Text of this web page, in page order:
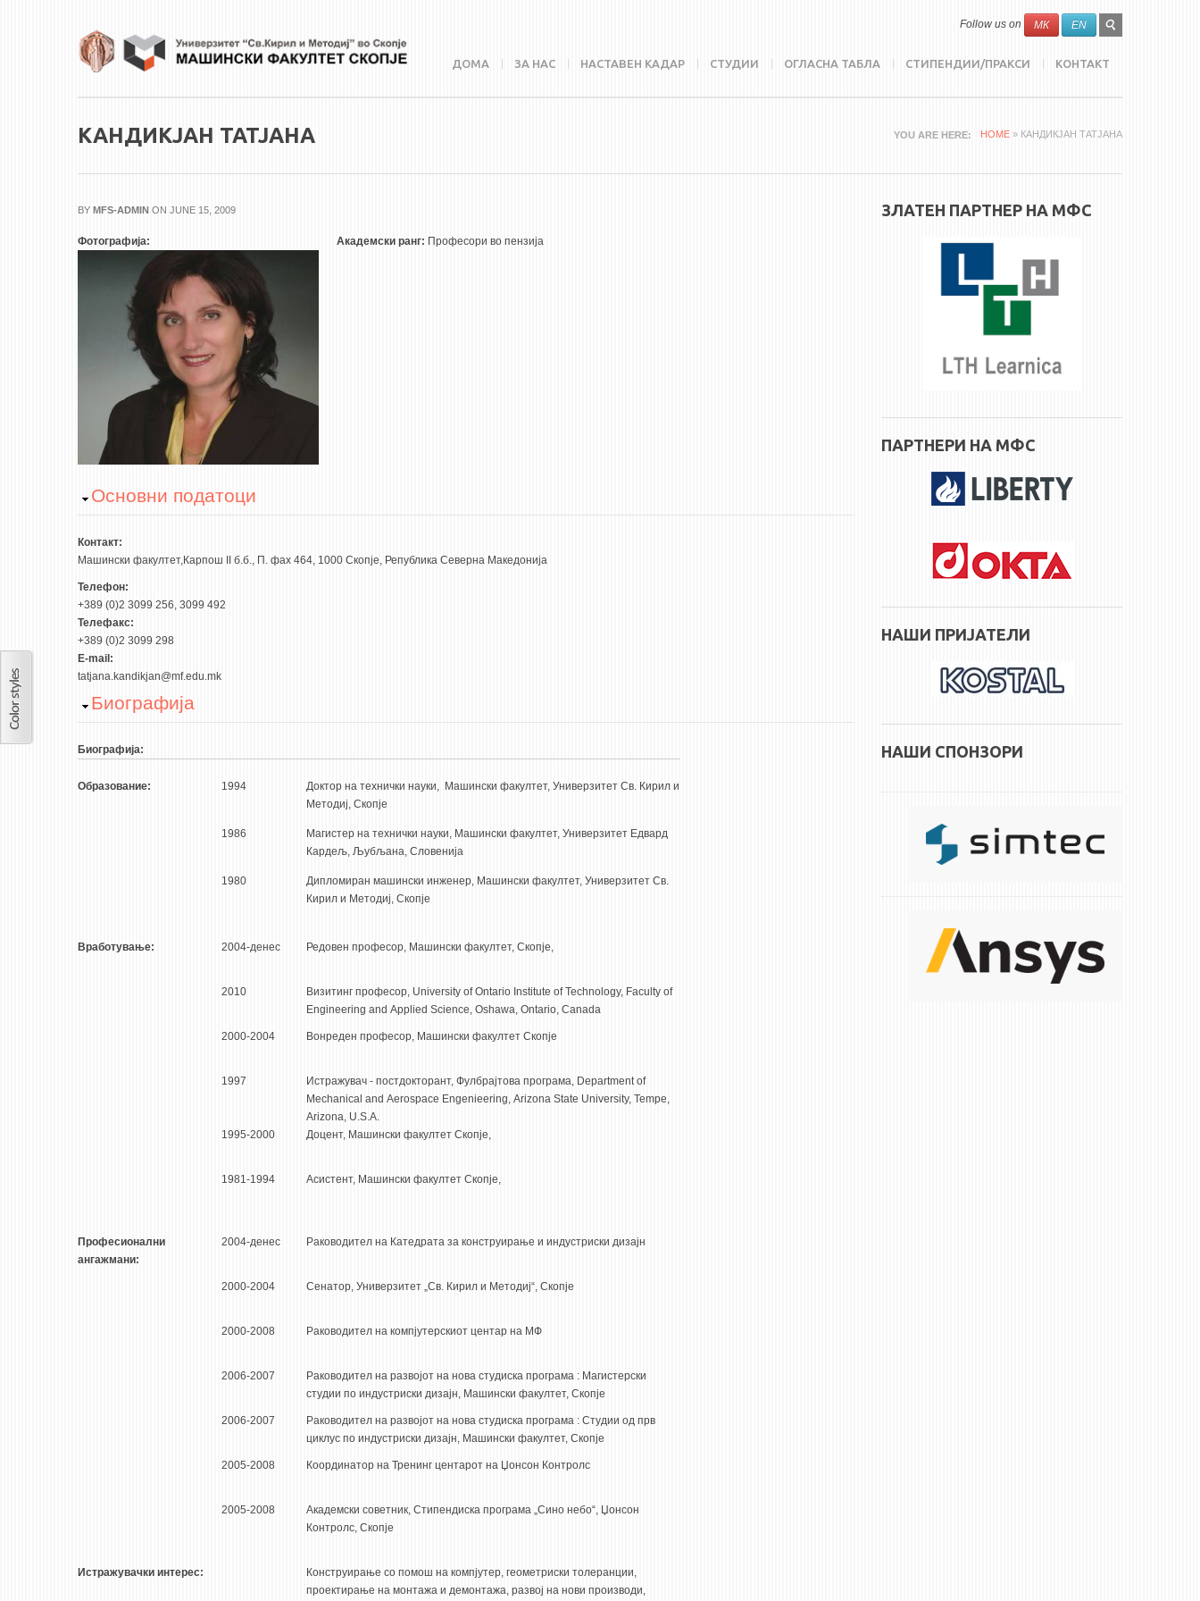
SEARCH
FORM
Search
Follow us on МК EN
ДОМА ЗА НАС НАСТАВЕН КАДАР СТУДИИ ОГЛАСНА ТАБЛА СТИПЕНДИИ/ПРАКСИ КОНТАКТ
YOU ARE HERE HOME » КАНДИКЈАН ТАТЈАНА
КАНДИКЈАН ТАТЈАНА
BY MFS-ADMIN ON JUNE 15, 2009
Фотографија: Академски ранг: Професори во пензија
Hide
Основни податоци
Контакт:
Машински факултет,Карпош II б.б., П. фах 464, 1000 Скопје, Република Северна Македонија
Телефон:
+389 (0)2 3099 256, 3099 492
Телефакс:
+389 (0)2 3099 298
E-mail:
tatjana.kandikjan@mf.edu.mk
Hide
Биографија
Биографија:
Образование: 1994
Доктор на технички науки, Машински факултет, Универзитет Св. Кирил и
Методиј, Скопје
1986
Магистер на технички науки, Машински факултет, Универзитет Едвард
Кардељ, Љубљана, Словенија
1980
Дипломиран машински инженер, Машински факултет, Универзитет Св.
Кирил и Методиј, Скопје
Вработување: 2004-денес Редовен професор, Машински факултет, Скопје,
2010
Визитинг професор, University of Ontario Institute of Technology, Faculty of
Engineering and Applied Science, Oshawa, Ontario, Canada
2000-2004 Вонреден професор, Машински факултет Скопје
1997
Истражувач - постдокторант, Фулбрајтова програма, Department of
Mechanical and Aerospace Engenieering, Arizona State University, Tempe,
Arizona, U.S.A.
1995-2000
Доцент, Машински факултет Скопје,
1981-1994 Асистент, Машински факултет Скопје,
Професионални
ангажмани:
2004-денес Раководител на Катедрата за конструирање и индустриски дизајн
2000-2004 Сенатор, Универзитет „Св. Кирил и Методиј“, Скопје
2000-2008 Раководител на компјутерскиот центар на МФ
2006-2007
Раководител на развојот на нова студиска програма : Магистерски
студии по индустриски дизајн, Машински факултет, Скопје
2006-2007
Раководител на развојот на нова студиска програма : Студии од прв
циклус по индустриски дизајн, Машински факултет, Скопје
2005-2008 Координатор на Тренинг центарот на Џонсон Контролс
2005-2008
Академски советник, Стипендиска програма „Сино небо“, Џонсон
Контролс, Скопје
Истражувачки интерес:
Конструирање со помош на компјутер, геометриски толеранции,
проектирање на монтажа и демонтажа, развој на нови производи,
ЗЛАТЕН ПАРТНЕР НА МФС
ПАРТНЕРИ НА МФС
НАШИ ПРИЈАТЕЛИ
НАШИ СПОНЗОРИ